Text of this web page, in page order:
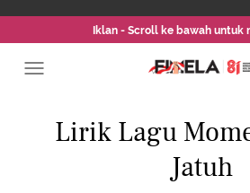
Iklan - Scroll ke bawah untuk
Lirik Lagu
Jatuh